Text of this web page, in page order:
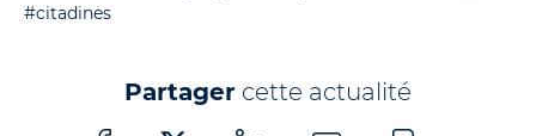
#citadines
Partager cette actualité